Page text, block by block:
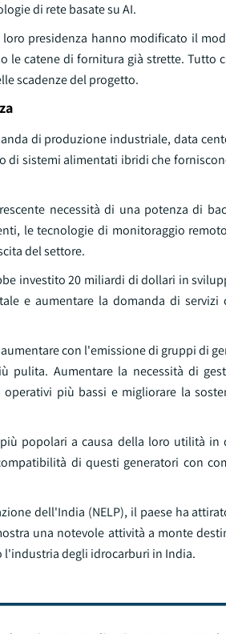
di rete basate su AI.
presidenza hanno modificato il
le catene di fornitura già strette.
scadenze del progetto.
di produzione industriale, data
sistemi alimentati ibridi che
necessità di una potenza di
le tecnologie di monitoraggio
del settore.
investito 20 miliardi di dollari in
e aumentare la domanda di
con l'emissione di gruppi di
pulita. Aumentare la necessità di
più bassi e migliorare la
popolari a causa della loro utilità in
di questi generatori con
dell'India (NELP), il paese ha
una notevole attività a monte
l'industria degli idrocarburi in India.